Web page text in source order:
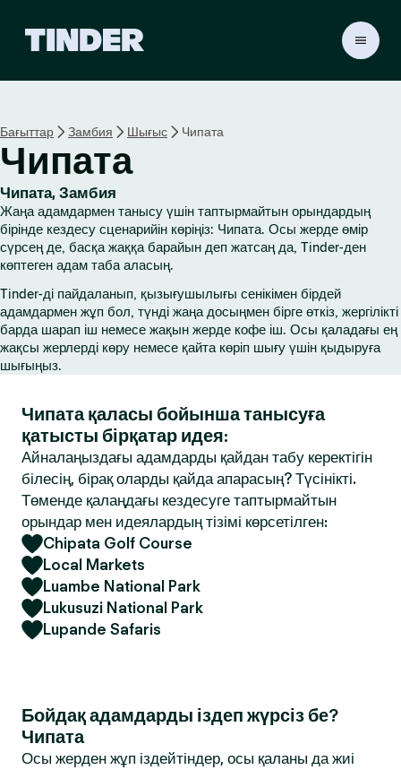
r
e
Бағыттар Замбия Шығыс Чипата
Чипата
Чипата, Замбия
Жаңа адамдармен танысу үшін таптырмайтын орындардың
бірінде кездесу сценарийін көріңіз: Чипата. Осы жерде өмір
сүрсең де, басқа жаққа барайын деп жатсаң да, Tinder-ден
көптеген адам таба аласың.
Tinder-ді пайдаланып, қызығушылығы сенікімен бірдей
адамдармен жұп бол, түнді жаңа досыңмен бірге өткіз, жергілікті
барда шарап іш немесе жақын жерде кофе іш. Осы қаладағы ең
жақсы жерлерді көру немесе қайта көріп шығу үшін қыдыруға
шығыңыз.
Чипата қаласы бойынша танысуға
қатысты бірқатар идея:
Айналаңыздағы адамдарды қайдан табу керектігін
білесің, бірақ оларды қайда апарасың? Түсінікті.
Төменде қалаңдағы кездесуге таптырмайтын
орындар мен идеялардың тізімі көрсетілген:
Chipata Golf Course
Local Markets
Luambe National Park
Lukusuzi National Park
Lupande Safaris
Бойдақ адамдарды іздеп жүрсіз бе?
Чипата
Осы жерден жұп іздейтіндер, осы қаланы да жиі